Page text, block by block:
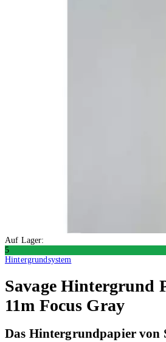
Auf Lager:
5
Hintergrundsystem
SavageHintergrund
11m Focus Gray
Das Hintergrundpapier von